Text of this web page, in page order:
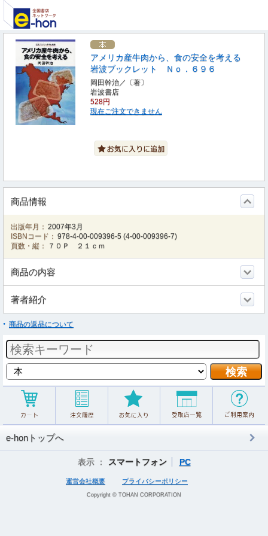
アメリカ産牛肉から、食の安全を考える
岩波ブックレット Ｎｏ．６９６
岡田幹治／〔著〕
岩波書店
528円
現在ご注文できません
商品情報
出版年月： 2007年3月
ISBNコード： 978-4-00-009396-5 (4-00-009396-7)
頁数・縦：
７０Ｐ ２１ｃｍ
商品の内容
著者紹介
商品の返品について
e-honトップへ
表示 ： スマートフォン PC
運営会社概要 プライバシーポリシー
Copyright © TOHAN CORPORATION